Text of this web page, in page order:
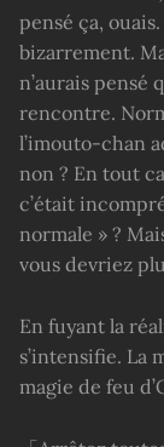
pensé ça,
bizarrement.
n’aurais pensé
rencontre.
l’imouto-chan
non ? En tout
c’était
normale » ?
vous devriez
En fuyant la
s’intensifie. La
magie de feu